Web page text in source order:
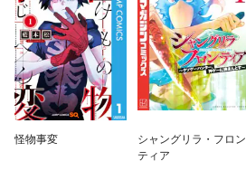
怪物事変
シャングリラ・フロン
ティア